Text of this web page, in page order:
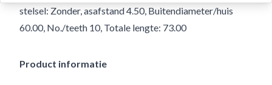
stelsel: Zonder, asafstand 4.50, Buitendiameter/huis
60.00, No./teeth 10, Totale lengte: 73.00
Product informatie